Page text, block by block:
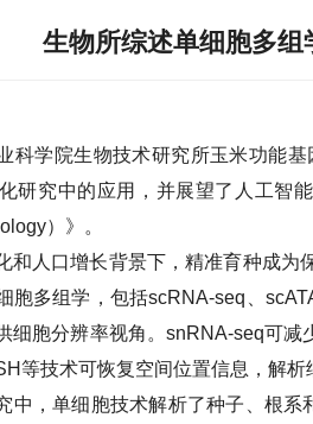
生物所综述单细胞多
科学院生物技术研究所玉米功能
研究中的应用，并展望了人工智
）》。
和人口增长背景下，精准育种成
胞多组学，包括scRNA-seq、
细胞分辨率视角。snRNA-seq可
等技术可恢复空间位置信息，解析
中，单细胞技术解析了种子、根